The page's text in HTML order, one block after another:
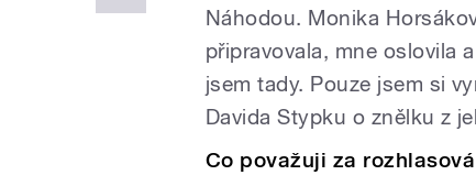
Náhodou. Monika
připravovala, mne oslovila
jsem tady. Pouze jsem si
Davida Stypku o znělku z
Co považuji za